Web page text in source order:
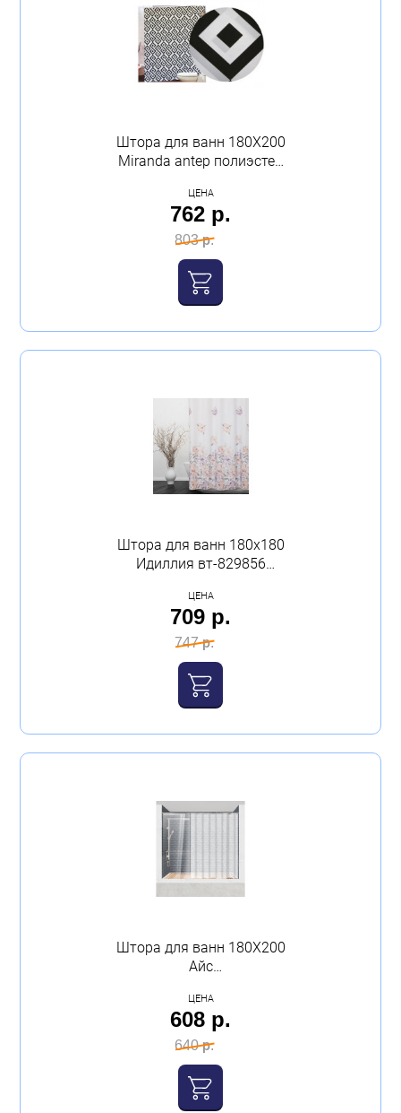
Штора для ванн 180Х200
Miranda antep полиэстер
ЦЕНА
762 р.
803 р.
Штора для ванн 180х180
Идиллия вт-829856
Dasch, Китай
ЦЕНА
709 р.
747 р.
Штора для ванн 180Х200
Айс
Master House
ЦЕНА
608 р.
640 р.